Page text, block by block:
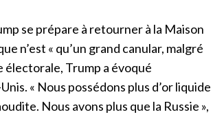
se prépare à retourner à la Maison
n’est « qu’un grand canular, malgré
électorale, Trump a évoqué
« Nous possédons plus d’or liquide
Nous avons plus que la Russie »,